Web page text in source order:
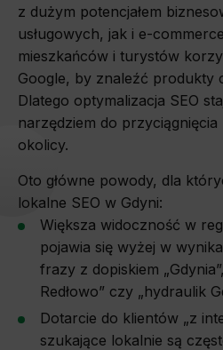
z dużym potencjałem
usługowych, jak i e-
mieszkańców i turystów
Google, by znaleźć produkty
Dlatego optymalizacja SEO
narzędziem do
okolicy.
Oto główne powody, dla
lokalne SEO w Gdyni:
Większa widoczność w
pojawia się wyżej w
frazy z dopiskiem
Redłowo” czy „hydraulik
Dotarcie do klientów „z
szukające lokalnie są